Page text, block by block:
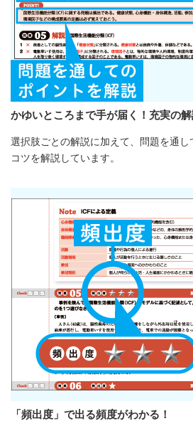
かゆいところまで手が届く！充実の
選択肢ごとの解説に加えて、問題を通
コツを解説しています。
「頻出度」で出る頻度がわかる！